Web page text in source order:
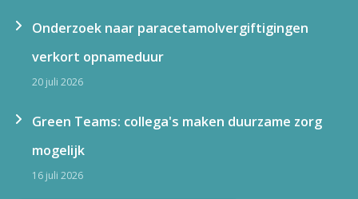
Onderzoek naar paracetamolvergiftigingen
verkort opnameduur
20 juli 2026
Green Teams: collega's maken duurzame zorg
mogelijk
16 juli 2026